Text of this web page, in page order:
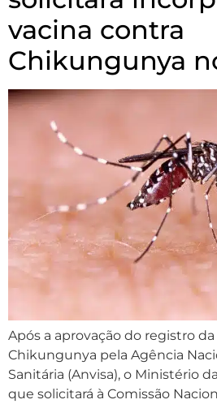
vacina contra
Chikungunya
Após a aprovação do registro
Chikungunya pela Agência
Sanitária (Anvisa), o Ministério
que solicitará à Comissão